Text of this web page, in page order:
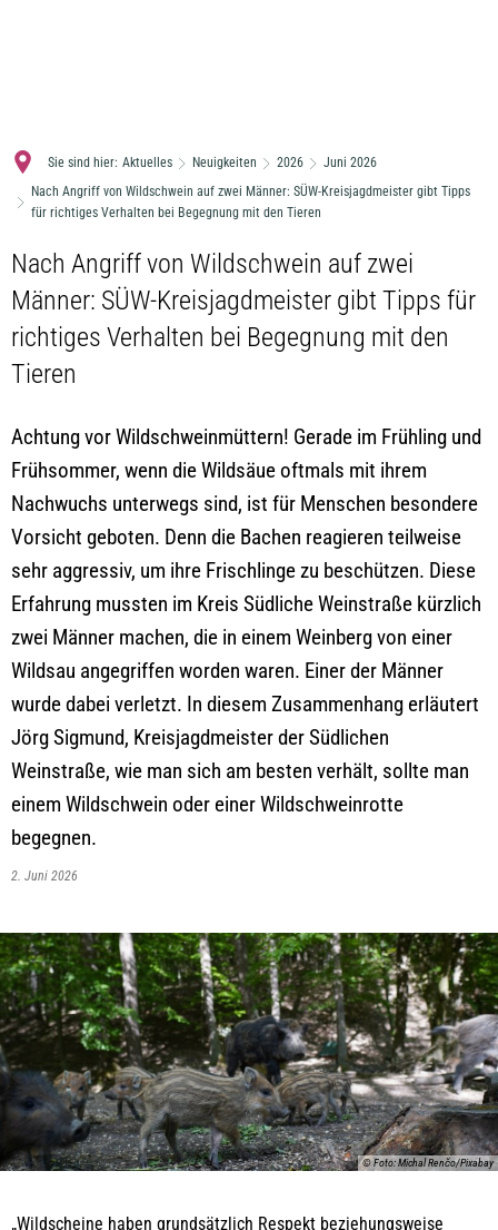
Sie sind hier: Aktuelles Neuigkeiten 2026
Juni 2026
Nach Angriff von Wildschwein auf zwei Männer: SÜW-Kreisjagdmeister gibt Tipps
für richtiges Verhalten bei Begegnung mit den Tieren
Nach Angriff von Wildschwein auf zwei
Männer: SÜW-Kreisjagdmeister gibt Tipps für
richtiges Verhalten bei Begegnung mit den
Tieren
Achtung vor Wildschweinmüttern! Gerade im Frühling und
Frühsommer, wenn die Wildsäue oftmals mit ihrem
Nachwuchs unterwegs sind, ist für Menschen besondere
Vorsicht geboten. Denn die Bachen reagieren teilweise
sehr aggressiv, um ihre Frischlinge zu beschützen. Diese
Erfahrung mussten im Kreis Südliche Weinstraße kürzlich
zwei Männer machen, die in einem Weinberg von einer
Wildsau angegriffen worden waren. Einer der Männer
wurde dabei verletzt. In diesem Zusammenhang erläutert
Jörg Sigmund, Kreisjagdmeister der Südlichen
Weinstraße, wie man sich am besten verhält, sollte man
einem Wildschwein oder einer Wildschweinrotte
begegnen.
2. Juni 2026
© Foto: Michal Renčo/Pixabay
„Wildscheine haben grundsätzlich Respekt beziehungsweise